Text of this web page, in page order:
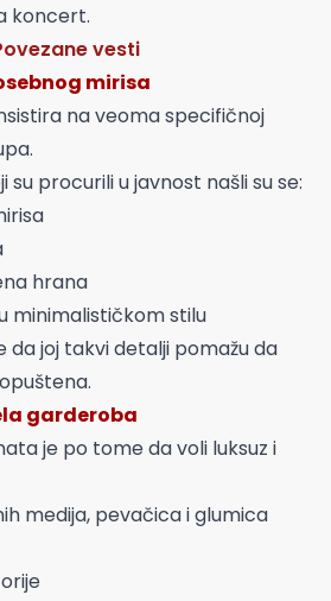
koncert.
vesti
mirisa
na veoma specifičnoj
su procurili u javnost našli su se:
hrana
minimalističkom stilu
da joj takvi detalji pomažu da
garderoba
je po tome da voli luksuz i
medija, pevačica i glumica